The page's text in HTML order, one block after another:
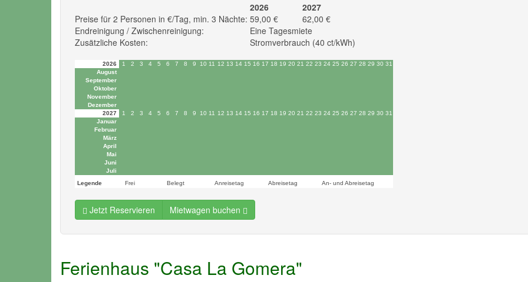
2026
2027
Preise für 2 Personen in €/Tag, min. 3 Nächte: 59,00 €
62,00 €
Endreinigung / Zwischenreinigung:
Eine Tagesmiete
Zusätzliche Kosten:
Stromverbrauch (40 ct/kWh)
2026 1 2 3 4 5 6 7 8 9 10 11 12 13 14 15 16 17 18 19 20 21 22 23 24 25 26 27 28 29 30 31
August
September
Oktober
November
Dezember
2027
1 2 3 4 5 6 7 8 9 10 11 12 13 14 15 16 17 18 19 20 21 22 23 24 25 26 27 28 29 30 31
Januar
Februar
März
April
Mai
Juni
Juli
Legende
Frei Belegt Anreisetag Abreisetag An- und Abreisetag
Jetzt Reservieren Mietwagen buchen
Ferienhaus "Casa La Gomera"